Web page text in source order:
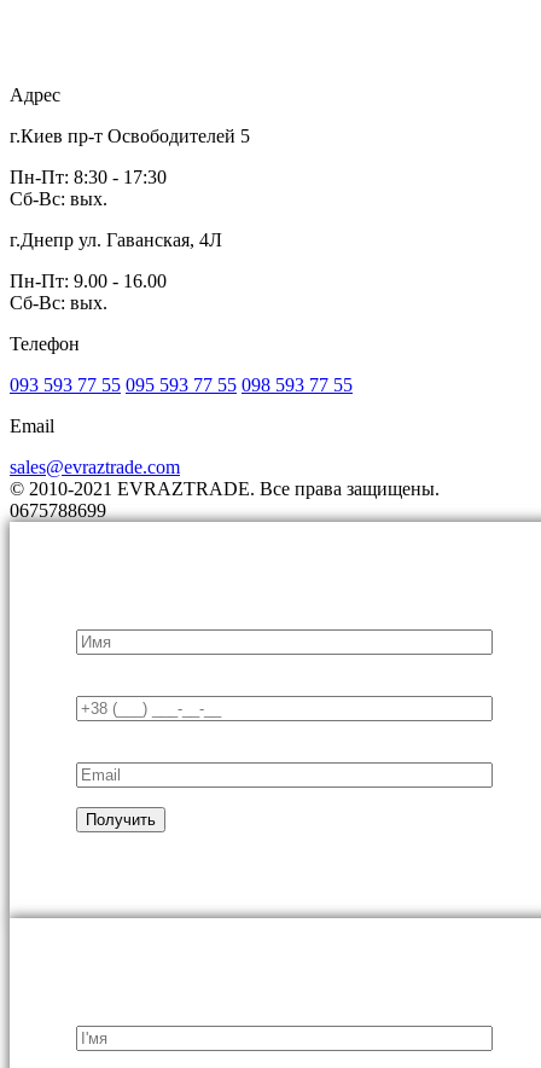
Адрес
г.Киев пр-т Освободителей 5
Пн-Пт: 8:30 - 17:30
Сб-Вс: вых.
г.Днепр ул. Гаванская, 4Л
Пн-Пт: 9.00 - 16.00
Сб-Вс: вых.
Телефон
093 593 77 55 095 593 77 55 098 593 77 55
Email
sales@evraztrade.com
© 2010-2021 EVRAZTRADE. Все права защищены.
0675788699